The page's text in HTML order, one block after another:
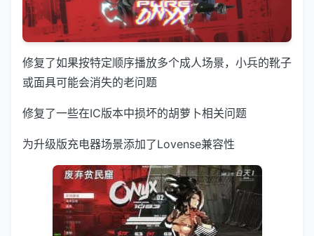
修复了如果按特定顺序播放多个成人场景，小兵的靴子
或面具可能会消失的老问题
修复了一些在IC版本中损坏的胡萝卜相关问题
为升级版充电器场景添加了Lovense兼容性